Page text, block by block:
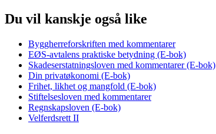
Du vil kanskje også like
Byggherreforskriften med kommentarer
EØS-avtalens praktiske betydning (E-bok)
Skadeserstatningsloven med kommentarer (E-bok)
Din privatøkonomi (E-bok)
Frihet, likhet og mangfold (E-bok)
Stiftelsesloven med kommentarer
Regnskapsloven (E-bok)
Velferdsrett II